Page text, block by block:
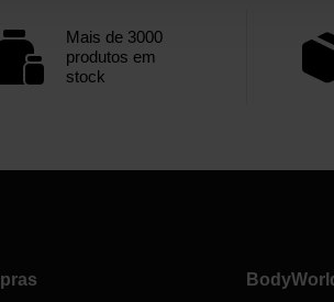
Mais de 3000
produtos em
stock